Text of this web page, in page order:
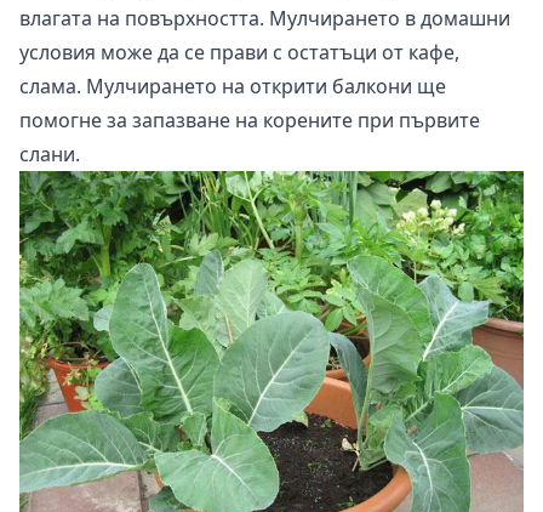
влагата на повърхността. Мулчирането в домашни
условия може да се прави с остатъци от кафе,
слама. Мулчирането на открити балкони ще
помогне за запазване на корените при първите
слани.